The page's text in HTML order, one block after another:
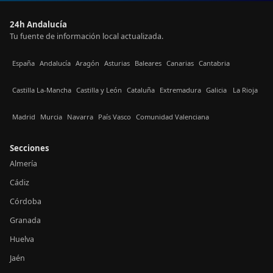
24h Andalucía
Tu fuente de información local actualizada.
España Andalucía Aragón Asturias Baleares Canarias Cantabria
Castilla La-Mancha Castilla y León Cataluña Extremadura Galicia La Rioja
Madrid Murcia Navarra País Vasco Comunidad Valenciana
Secciones
Almería
Cádiz
Córdoba
Granada
Huelva
Jaén